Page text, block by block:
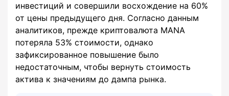
инвестиций и совершили восхождение на 60%
от цены предыдущего дня. Согласно данным
аналитиков, прежде криптовалюта MANA
потеряла 53% стоимости, однако
зафиксированное повышение было
недостаточным, чтобы вернуть стоимость
актива к значениям до дампа рынка.